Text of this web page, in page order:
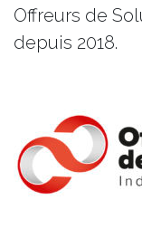
Offreurs de
depuis 2018.